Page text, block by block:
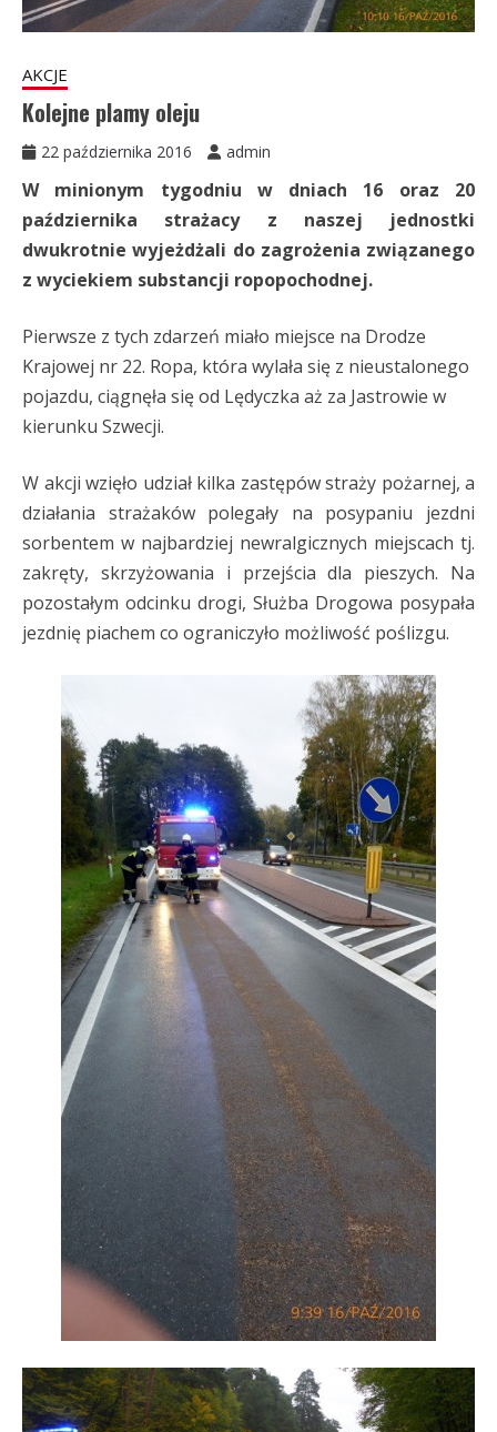
AKCJE
Kolejne plamy oleju
22 października 2016 admin
W minionym tygodniu w dniach 16 oraz 20
października strażacy z naszej jednostki
dwukrotnie wyjeżdżali do zagrożenia związanego
z wyciekiem substancji ropopochodnej.
Pierwsze z tych zdarzeń miało miejsce na Drodze
Krajowej nr 22. Ropa, która wylała się z nieustalonego
pojazdu, ciągnęła się od Lędyczka aż za Jastrowie w
kierunku Szwecji.
W akcji wzięło udział kilka zastępów straży pożarnej, a
działania strażaków polegały na posypaniu jezdni
sorbentem w najbardziej newralgicznych miejscach tj.
zakręty, skrzyżowania i przejścia dla pieszych. Na
pozostałym odcinku drogi, Służba Drogowa posypała
jezdnię piachem co ograniczyło możliwość poślizgu.